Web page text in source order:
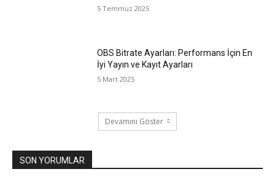
5 Temmuz 2025
OBS Bitrate Ayarları: Performans İçin En
İyi Yayın ve Kayıt Ayarları
5 Mart 2025
Devamını Göster
SON YORUMLAR